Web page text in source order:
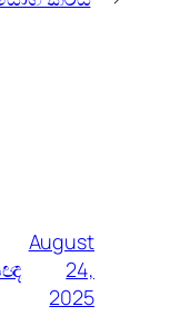
August
24,
2025